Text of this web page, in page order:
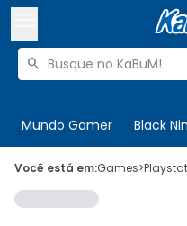
Buscar produtos

Mundo Gamer Black
 Olá. Acesse sua
 Departamentos
Você está em:Games>